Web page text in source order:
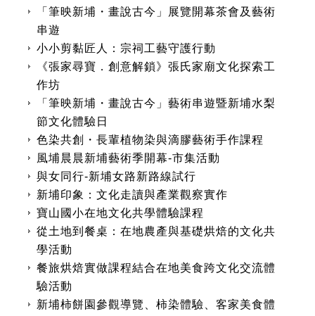
「筆映新埔・畫說古今」展覽開幕茶會及藝術
串遊
小小剪黏匠人：宗祠工藝守護行動
《張家尋寶．創意解鎖》張氏家廟文化探索工
作坊
「筆映新埔・畫說古今」藝術串遊暨新埔水梨
節文化體驗日
色染共創・長輩植物染與滴膠藝術手作課程
風埔晨晨新埔藝術季開幕-市集活動
與女同行-新埔女路新路線試行
新埔印象：文化走讀與產業觀察實作
寶山國小在地文化共學體驗課程
從土地到餐桌：在地農產與基礎烘焙的文化共
學活動
餐旅烘焙實做課程結合在地美食跨文化交流體
驗活動
新埔柿餅園參觀導覽、柿染體驗、客家美食體